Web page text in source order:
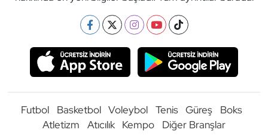
Futbol Basketbol Voleybol Tenis Güreş
Boks
Atletizm
Atıcılık Kempo Diğer Branşlar